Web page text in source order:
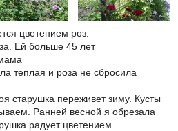
цветением роз.
Ей больше 45 лет
теплая и роза не сбросила
старушка переживет зиму. Кусты
Ранней весной я обрезала
радует цветением